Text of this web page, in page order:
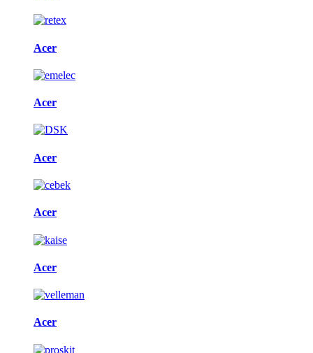
Acer
Acer
Acer
Acer
Acer
Acer